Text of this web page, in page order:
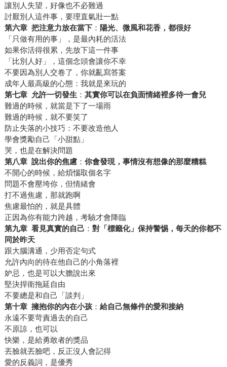
讓別人失望，好像也不必難過
討厭別人這件事，要理直氣壯一點
第六章 把注意力放在當下： 陽光、微風和花香，都很好
「只做有用的事」，是最內耗的活法
如果你活得很累，先放下這一件事
「比別人好」，這個念頭會讓你不幸
不要因為別人交卷了，你就亂寫答案
成年人最高級的心態：我就是來玩的
第七章 允許一切發生 ： 其實你可以在負面情緒裡多待一會兒
難過的時候，就當是下了一場雨
難過的時候，就不要笑了
防止失落的小技巧：不要改造他人
學會獎勵自己「小甜點」
哭，也是在解決問題
第八章 說出你的焦慮： 你會發現，事情沒有想像的那麼糟糕
不開心的時候，給煩惱取個名字
問題不會壓垮你，但情緒會
打不過焦慮，那就跑啊
焦慮最怕的，就是具體
正因為你有能力跨越，考驗才會降臨
第九章 看見真實的自己 ： 對「標籤化」保持警惕，每天的你都不
同於昨天
跟大腦溝通，少用否定句式
允許內向的待在他自己的小角落裡
妒忌，也是可以大膽說出來
堅決捍衛拖延自由
不要總是和自己「談判」
第十章 擁抱你的內在小孩： 給自己無條件的愛和接納
永遠不要苛責過去的自己
不原諒，也可以
快樂，是給勇敢者的獎品
丟臉就丟臉吧，反正沒人會記得
愛的反義詞，是優秀